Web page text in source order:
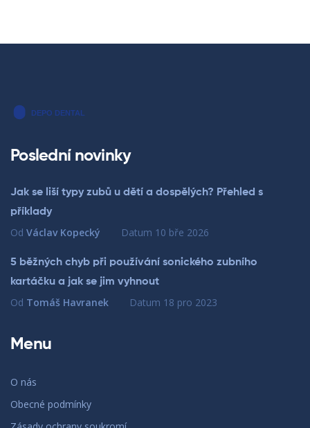
Poslední novinky
Jak se liší typy zubů u dětí a dospělých? Přehled s
příklady
Od Václav Kopecký Datum 10 bře 2026
5 běžných chyb při používání sonického zubního
kartáčku a jak se jim vyhnout
Od Tomáš Havranek Datum 18 pro 2023
Menu
O nás
Obecné podmínky